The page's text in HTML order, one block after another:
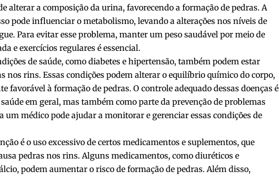
alterar a composição da urina, favorecendo a formação de pedras. A
pode influenciar o metabolismo, levando a alterações nos níveis de
Para evitar esse problema, manter um peso saudável por meio de
e exercícios regulares é essencial.
de saúde, como diabetes e hipertensão, também podem estar
nos rins. Essas condições podem alterar o equilíbrio químico do corpo,
favorável à formação de pedras. O controle adequado dessas doenças é
em geral, mas também como parte da prevenção de problemas
um médico pode ajudar a monitorar e gerenciar essas condições de
é o uso excessivo de certos medicamentos e suplementos, que
pedras nos rins. Alguns medicamentos, como diuréticos e
podem aumentar o risco de formação de pedras. Além disso,